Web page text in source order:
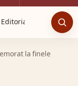
Editorial
la finele